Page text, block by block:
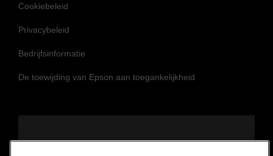
Cookiebeleid
Privacybeleid
Bedrijfsinformatie
De toewijding van Epson aan toegankelijkheid